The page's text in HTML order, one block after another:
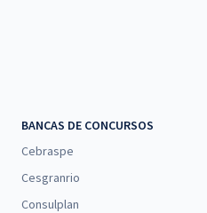
BANCAS DE CONCURSOS
Cebraspe
Cesgranrio
Consulplan